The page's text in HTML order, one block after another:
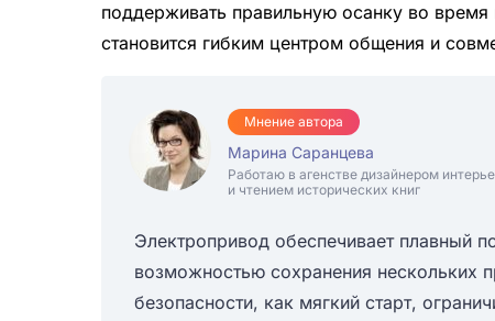
поддерживать правильную осанку во
становится гибким центром общения и
Мнение автора
Марина Саранцева
Работаю в агенстве дизайнером
и чтением исторических книг
Электропривод обеспечивает плавный
возможностью сохранения нескольких
безопасности, как мягкий старт,